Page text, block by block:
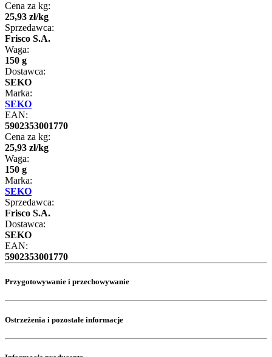
Cena za kg:
25,93 zł/kg
Sprzedawca:
Frisco S.A.
Waga:
150 g
Dostawca:
SEKO
Marka:
SEKO
EAN:
5902353001770
Cena za kg:
25,93 zł/kg
Waga:
150 g
Marka:
SEKO
Sprzedawca:
Frisco S.A.
Dostawca:
SEKO
EAN:
5902353001770
Przygotowywanie i przechowywanie
Ostrzeżenia i pozostałe informacje